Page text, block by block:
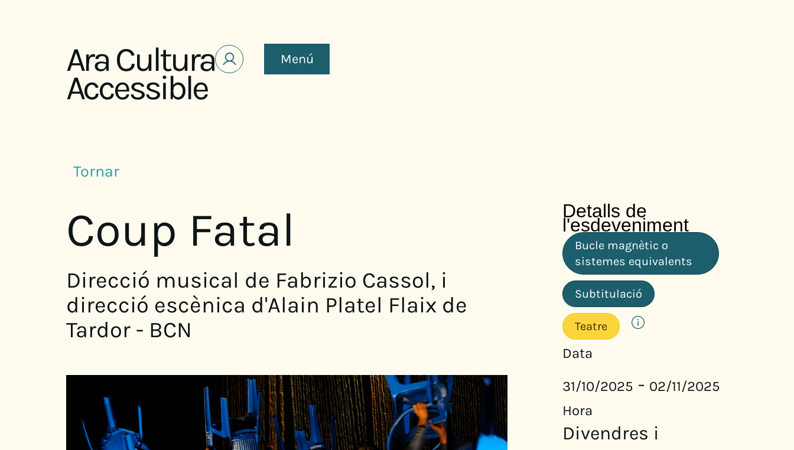
Ara Cultura
Accessible
Menú
Tornar
Coup Fatal
Direcció musical de Fabrizio Cassol, i
direcció escènica d'Alain Platel Flaix de
Tardor - BCN
Detalls de
l'esdeveniment
Bucle magnètic o
sistemes equivalents
Subtitulació
Teatre
Data
31/10/2025 - 02/11/2025
Hora
Divendres i